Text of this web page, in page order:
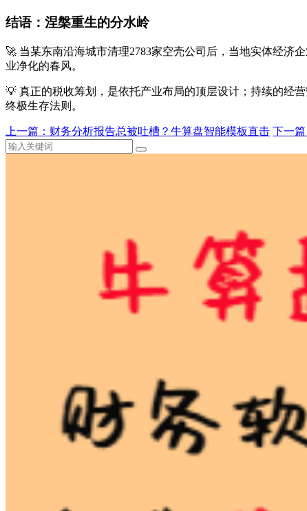
结语：涅槃重生的分水岭
🚀 当某东南沿海城市清理2783家空壳公司后，当地实体经济
业净化的春风。
💡 真正的税收筹划，是依托产业布局的顶层设计；持续的经
终极生存法则。
上一篇：财务分析报告总被吐槽？牛算盘智能模板直击 下一